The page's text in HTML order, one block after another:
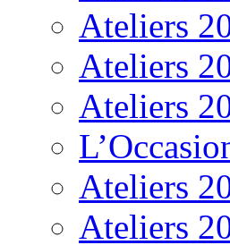
Ateliers
Ateliers
Ateliers
Ateliers
Ateliers